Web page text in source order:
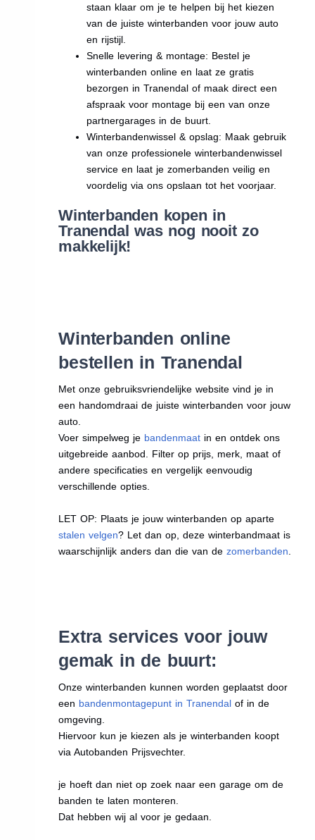
staan klaar om je te helpen bij het kiezen
van de juiste winterbanden voor jouw auto
en rijstijl.
Snelle levering & montage: Bestel je
winterbanden online en laat ze gratis
bezorgen in Tranendal of maak direct een
afspraak voor montage bij een van onze
partnergarages in de buurt.
Winterbandenwissel & opslag: Maak gebruik
van onze professionele winterbandenwissel
service en laat je zomerbanden veilig en
voordelig via ons opslaan tot het voorjaar.
Winterbanden kopen in
Tranendal was nog nooit zo
makkelijk!
Winterbanden online
bestellen in Tranendal
Met onze gebruiksvriendelijke website vind je in
een handomdraai de juiste winterbanden voor jouw
auto.
Voer simpelweg je bandenmaat in en ontdek ons
uitgebreide aanbod. Filter op prijs, merk, maat of
andere specificaties en vergelijk eenvoudig
verschillende opties.
LET OP: Plaats je jouw winterbanden op aparte
stalen velgen? Let dan op, deze winterbandmaat is
waarschijnlijk anders dan die van dezomerbanden
Extra services voor jouw
gemak in de buurt:
Onze winterbanden kunnen worden geplaatst door
een bandenmontagepunt in Tranendal of in de
omgeving.
Hiervoor kun je kiezen als je winterbanden koopt
via Autobanden Prijsvechter.
je hoeft dan niet op zoek naar een garage om de
banden te laten monteren.
Dat hebben wij al voor je gedaan.